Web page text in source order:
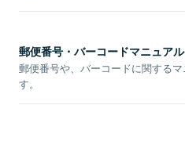
郵便番号・バーコードマニュアル
郵便番号や、バーコードに関する
す。